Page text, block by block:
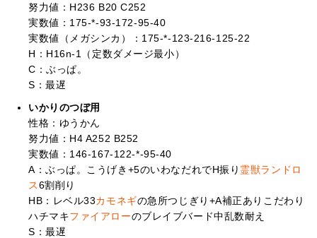
努力値：H236 B20 C252
実数値：175-*-93-172-95-40
実数値（メガシンカ）：175-*-123-216-125-22
H：H16n-1（定数ダメージ最小）
C：ぶっぱ。
S：最遅
いかりのつぼ用
性格：ゆうかん
努力値：H4 A252 B252
実数値：146-167-122-*-95-40
A：ぶっぱ。こうげき+5のいわなだれでH振り 霊獣ランドロ
ス6割削り
HB：レベル33カモネギの急所つじぎり+A補正ありこだわり
ハチマキファイアローのブレイブバード中乱数耐え
S：最遅